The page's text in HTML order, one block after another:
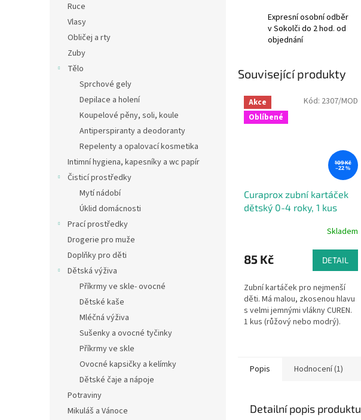
Ruce
Vlasy
Obličej a rty
Zuby
Tělo
Sprchové gely
Depilace a holení
Koupelové pěny, soli, koule
Antiperspiranty a deodoranty
Repelenty a opalovací kosmetika
Intimní hygiena, kapesníky a wc papír
Čisticí prostředky
Mytí nádobí
Úklid domácnosti
Prací prostředky
Drogerie pro muže
Doplňky pro děti
Dětská výživa
Příkrmy ve skle- ovocné
Dětské kaše
Mléčná výživa
Sušenky a ovocné tyčinky
Příkrmy ve skle
Ovocné kapsičky a kelímky
Dětské čaje a nápoje
Potraviny
Mikuláš a Vánoce
Expresní osobní odběr
v Sokolči do 2 hod. od
objednání
Související produkty
Akce
Oblíbené
109 Kč
–22 %
Curaprox zubní kartáček
dětský 0-4 roky, 1 kus
Skladem
85 Kč DETAIL
Zubní kartáček pro nejmenší
děti. Má malou, zkosenou hlavu
s velmi jemnými vlákny CUREN.
1 kus (růžový nebo modrý).
Kód: 2307/MOD
Popis Hodnocení (1)
Detailní popis produktu